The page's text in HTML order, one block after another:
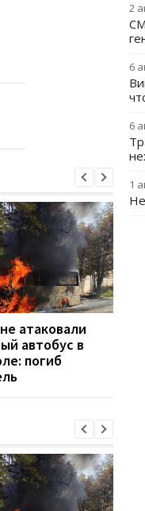
атаковали
автобус в
погиб
2
6
6
1